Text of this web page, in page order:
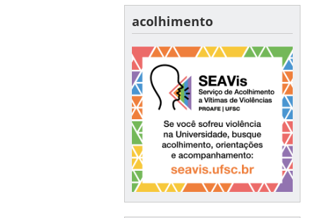
acolhimento